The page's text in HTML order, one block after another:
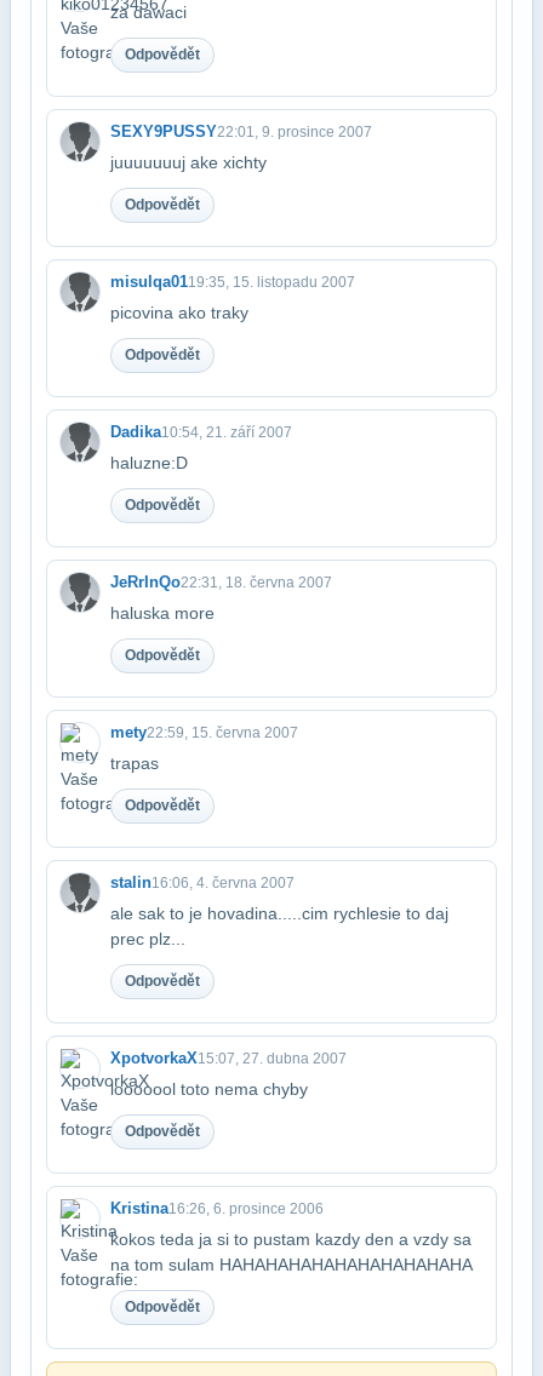
za dawaci
Odpovědět
SEXY9PUSSY22:01, 9. prosince 2007
juuuuuuuj ake xichty
Odpovědět
misulqa0119:35, 15. listopadu 2007
picovina ako traky
Odpovědět
Dadika10:54, 21. září 2007
haluzne:D
Odpovědět
JeRrInQo22:31, 18. června 2007
haluska more
Odpovědět
mety22:59, 15. června 2007
trapas
Odpovědět
stalin16:06, 4. června 2007
ale sak to je hovadina.....cim rychlesie to daj
prec plz...
Odpovědět
XpotvorkaX15:07, 27. dubna 2007
looooool toto nema chyby
Odpovědět
Kristina16:26, 6. prosince 2006
kokos teda ja si to pustam kazdy den a vzdy sa
na tom sulam HAHAHAHAHAHAHAHAHAHAHA
Odpovědět